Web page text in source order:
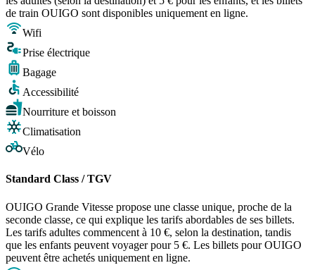
de train OUIGO sont disponibles uniquement en ligne.
Wifi
Prise électrique
Bagage
Accessibilité
Nourriture et boisson
Climatisation
Vélo
Standard Class / TGV
OUIGO Grande Vitesse propose une classe unique, proche de la
seconde classe, ce qui explique les tarifs abordables de ses billets.
Les tarifs adultes commencent à 10 €, selon la destination, tandis
que les enfants peuvent voyager pour 5 €. Les billets pour OUIGO
peuvent être achetés uniquement en ligne.